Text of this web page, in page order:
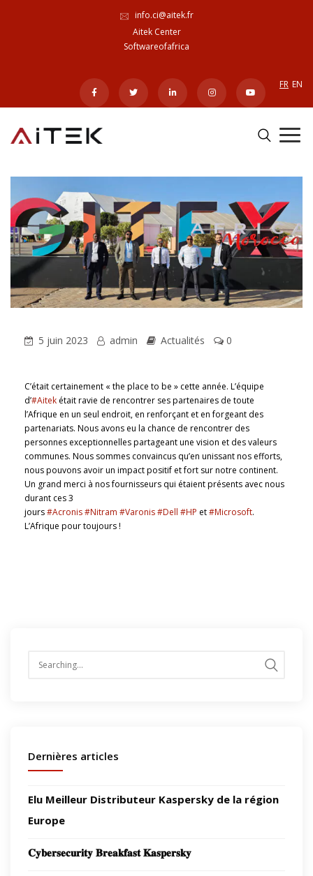
info.ci@aitek.fr
Aitek Center
Softwareofafrica
FR EN
5 juin 2023 admin Actualités 0
C’était certainement « the place to be » cette année. L’équipe
d’#Aitek était ravie de rencontrer ses partenaires de toute
l’Afrique en un seul endroit, en renforçant et en forgeant des
partenariats. Nous avons eu la chance de rencontrer des
personnes exceptionnelles partageant une vision et des valeurs
communes. Nous sommes convaincus qu’en unissant nos efforts,
nous pouvons avoir un impact positif et fort sur notre continent.
Un grand merci à nos fournisseurs qui étaient présents avec nous
durant ces 3
jours#Acronis#Nitram #Varonis#Dell #HP et#Microsoft.
L’Afrique pour toujours !
for:
Dernières articles
Elu Meilleur Distributeur Kaspersky de la région
Europe
𝐂𝐲𝐛𝐞𝐫𝐬𝐞𝐜𝐮𝐫𝐢𝐭𝐲 𝐁𝐫𝐞𝐚𝐤𝐟𝐚𝐬𝐭 𝐊𝐚𝐬𝐩𝐞𝐫𝐬𝐤𝐲